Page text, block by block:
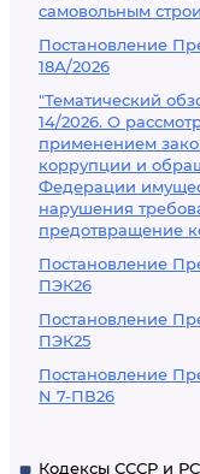
самовольным
Постановление
18А/2026
"Тематический
14/2026. О
применением
коррупции и
Федерации
нарушения
предотвращение
Постановление
ПЭК26
Постановление
ПЭК25
Постановление
N 7-ПВ26
Кодексы СССР и